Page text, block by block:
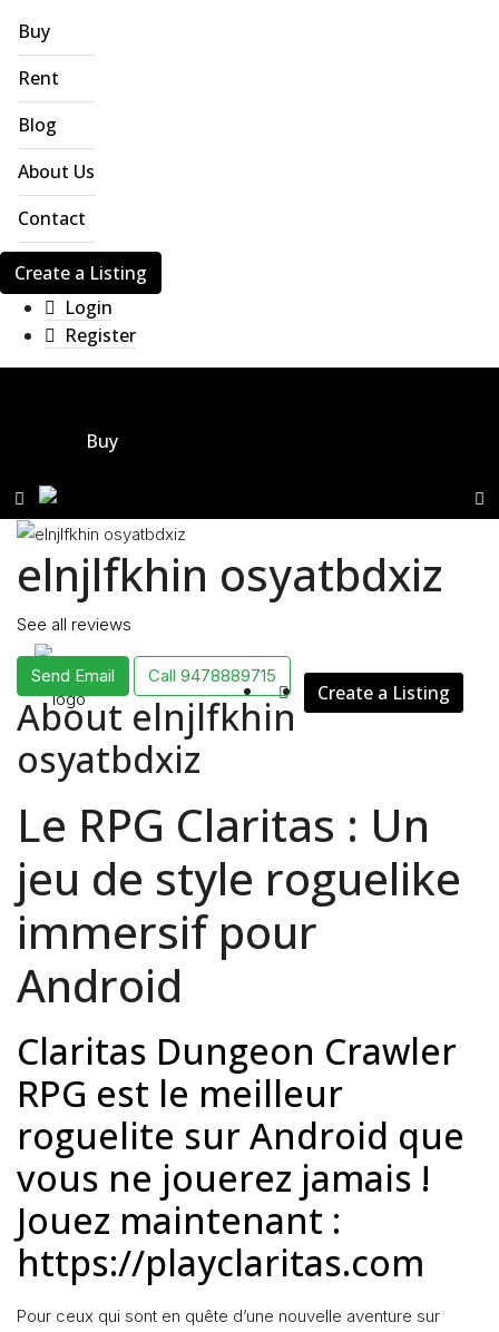
Buy
Rent
Blog
About Us
Contact
Create a Listing
Login
Register
Buy
Rent
Blog
About Us
Create a Listing
elnjlfkhin osyatbdxiz
See all reviews
Send Email Call 9478889715
About elnjlfkhin
osyatbdxiz
Le RPG Claritas : Un
jeu de style roguelike
immersif pour
Android
Claritas Dungeon Crawler
RPG est le meilleur
roguelite sur Android que
vous ne jouerez jamais !
Jouez maintenant :
https://playclaritas.com
Pour ceux qui sont en quête d’une nouvelle aventure sur